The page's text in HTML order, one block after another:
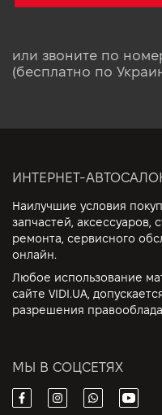
или звоните по
(бесплатно по
ИНТЕРНЕТ-
Наилучшие условия
запчастей, аксессуаров,
ремонта, сервисного
онлайн.
Любое использование
сайте VIDI.UA,
разрешения
МЫ В СОЦСЕТЯХ